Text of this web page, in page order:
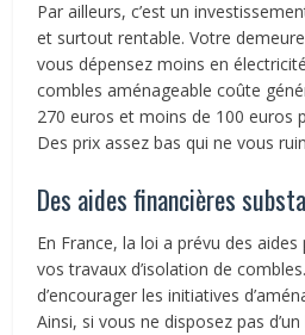
Par ailleurs, c’est un
et surtout rentable. Votre
vous dépensez moins en
combles aménageable coûte
270 euros et moins de 100 euros
Des prix assez bas qui ne vous
Des aides financières
En France, la loi a prévu des
vos travaux d’isolation de
d’encourager les initiatives
Ainsi, si vous ne disposez pas